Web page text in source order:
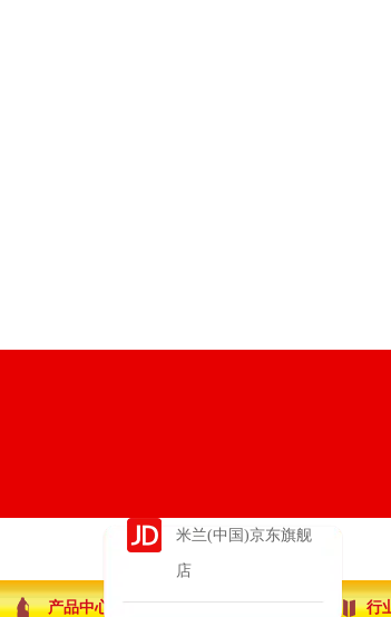
米兰(中国)京东旗舰
店
产品中心 企业动态 行